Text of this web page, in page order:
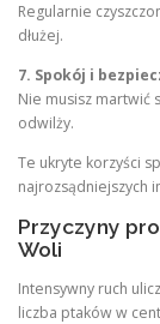
Regularnie
dłużej.
7. Spokój i
Nie musisz martwić
odwilży.
Te ukryte korzyści
najrozsądniejszych
Przyczyny
Woli
Intensywny ruch
liczba ptaków w